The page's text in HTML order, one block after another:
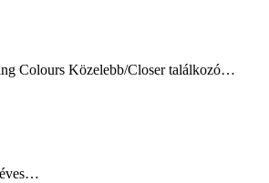
Colours Közelebb/Closer találkozó…
éves…